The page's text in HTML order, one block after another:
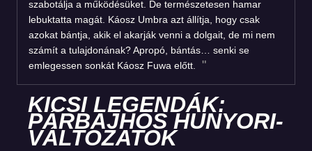
szabotálja a működésüket. De természetesen hamar
lebuktatta magát. Káosz Umbra azt állítja, hogy csak
azokat bántja, akik el akarják venni a dolgait, de mi nem
számít a tulajdonának? Apropó, bántás… senki se
emlegessen sonkát Káosz Fuwa előtt.
KICSI LEGENDÁK:
PÁRBAJHŐS HUNYORI-
VÁLTOZATOK